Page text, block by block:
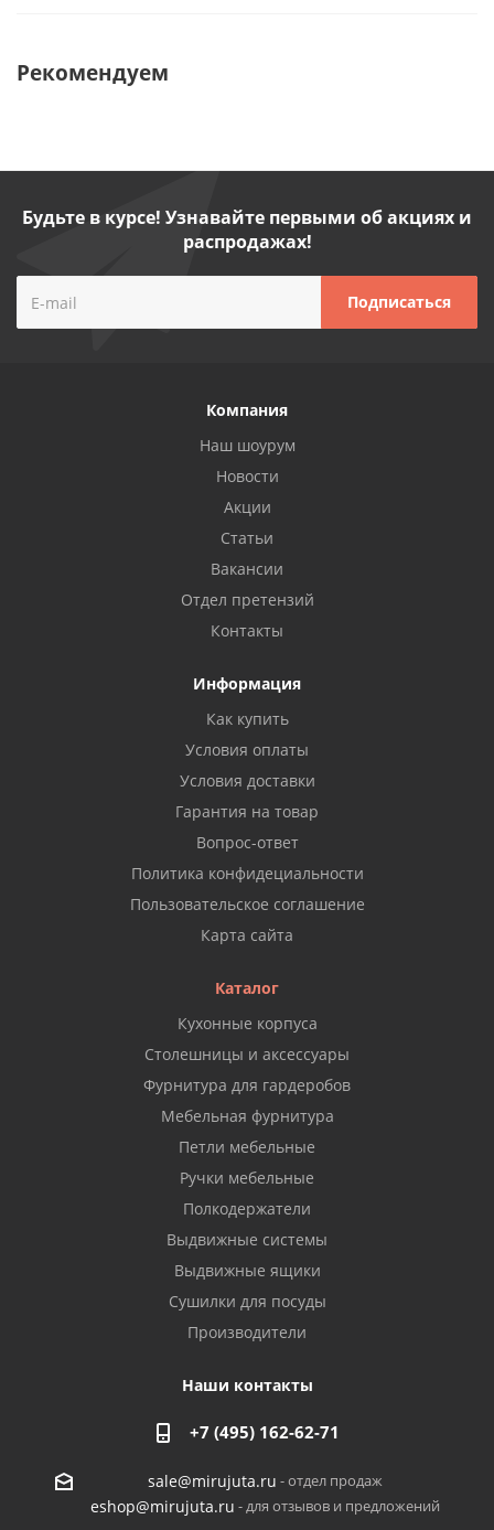
Рекомендуем
Будьте в курсе! Узнавайте первыми об акциях и
распродажах!
Компания
Наш шоурум
Новости
Акции
Статьи
Вакансии
Отдел претензий
Контакты
Информация
Как купить
Условия оплаты
Условия доставки
Гарантия на товар
Вопрос-ответ
Политика конфидециальности
Пользовательское соглашение
Карта сайта
Каталог
Кухонные корпуса
Столешницы и аксессуары
Фурнитура для гардеробов
Мебельная фурнитура
Петли мебельные
Ручки мебельные
Полкодержатели
Выдвижные системы
Выдвижные ящики
Сушилки для посуды
Производители
Наши контакты
+7 (495) 162-62-71
sale@mirujuta.ru - отдел продаж
eshop@mirujuta.ru - для отзывов и предложений